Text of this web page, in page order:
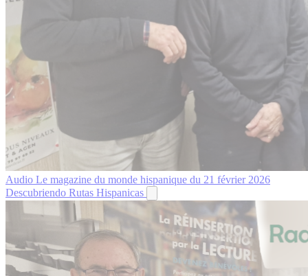
Audio Le magazine du monde hispanique du 21 février 2026
Descubriendo Rutas Hispanicas